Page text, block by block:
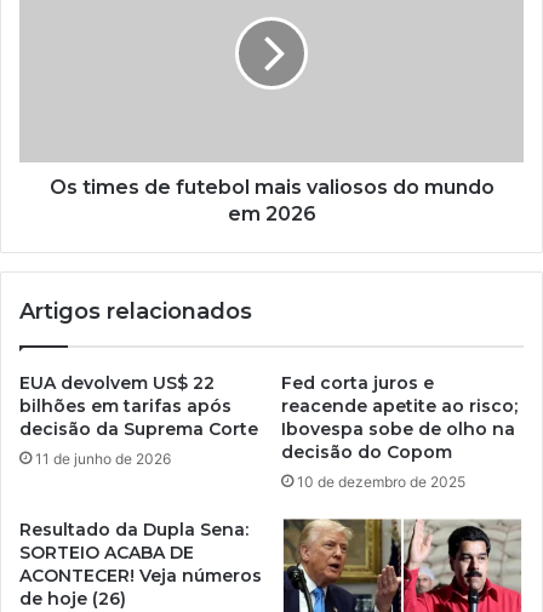
Os times de futebol mais valiosos do mundo
em 2026
Artigos relacionados
EUA devolvem US$ 22
bilhões em tarifas após
decisão da Suprema Corte
11 de junho de 2026
Fed corta juros e
reacende apetite ao risco;
Ibovespa sobe de olho na
decisão do Copom
10 de dezembro de 2025
Resultado da Dupla Sena:
SORTEIO ACABA DE
ACONTECER! Veja números
de hoje (26)